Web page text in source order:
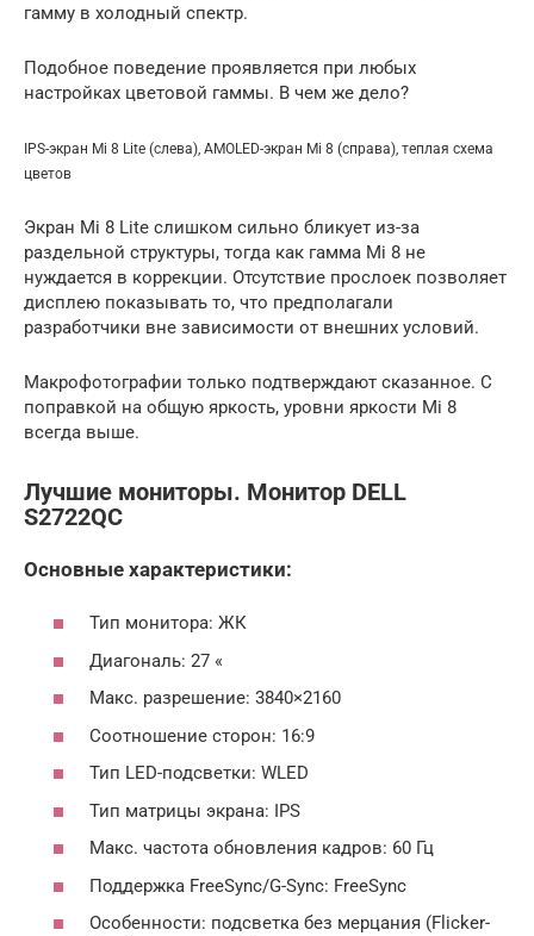
гамму в холодный спектр.
Подобное поведение проявляется при любых
настройках цветовой гаммы. В чем же дело?
IPS-экран Mi 8 Lite (слева), AMOLED-экран Mi 8 (справа), теплая схема
цветов
Экран Mi 8 Lite слишком сильно бликует из-за
раздельной структуры, тогда как гамма Mi 8 не
нуждается в коррекции. Отсутствие прослоек позволяет
дисплею показывать то, что предполагали
разработчики вне зависимости от внешних условий.
Макрофотографии только подтверждают сказанное. С
поправкой на общую яркость, уровни яркости Mi 8
всегда выше.
Лучшие мониторы. Монитор DELL
S2722QC
Основные характеристики:
Тип монитора: ЖК
Диагональ: 27 «
Макс. разрешение: 3840×2160
Соотношение сторон: 16:9
Тип LED-подсветки: WLED
Тип матрицы экрана: IPS
Макс. частота обновления кадров: 60 Гц
Поддержка FreeSync/G-Sync: FreeSync
Особенности: подсветка без мерцания (Flicker-